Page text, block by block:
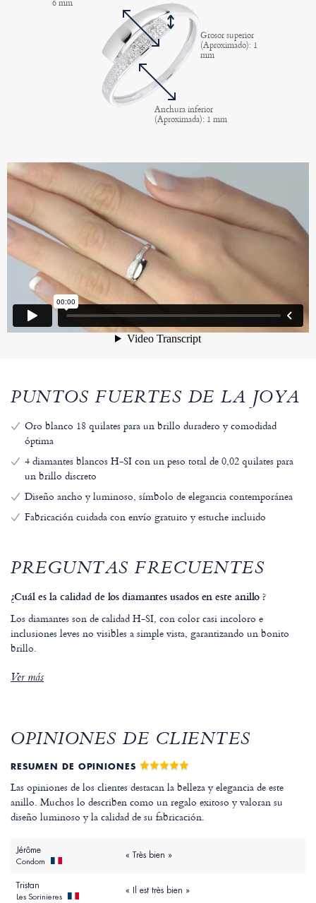
Grosor superior
(Aproximado): 1
mm
Anchura inferior
(Aproximada): 1 mm
PUNTOS FUERTES DE LA JOYA
Oro blanco 18 quilates para un brillo duradero y comodidad
óptima
4 diamantes blancos H-SI con un peso total de 0,02 quilates para
un brillo discreto
Diseño ancho y luminoso, símbolo de elegancia contemporánea
Fabricación cuidada con envío gratuito y estuche incluido
PREGUNTAS FRECUENTES
¿Cuál es la calidad de los diamantes usados en este anillo ?
Los diamantes son de calidad H-SI, con color casi incoloro e
inclusiones leves no visibles a simple vista, garantizando un bonito
brillo.
Ver más
OPINIONES DE CLIENTES
RESUMEN DE OPINIONES
Las opiniones de los clientes destacan la belleza y elegancia de este
anillo. Muchos lo describen como un regalo exitoso y valoran su
diseño luminoso y la calidad de su fabricación.
Jérôme
Condom
« Très bien »
Tristan
Les Sorinieres
« Il est très bien »